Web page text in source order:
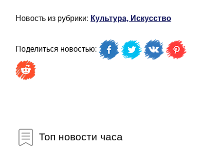
Новость из рубрики: Культура, Искусство
Поделиться новостью:
Топ новости часа